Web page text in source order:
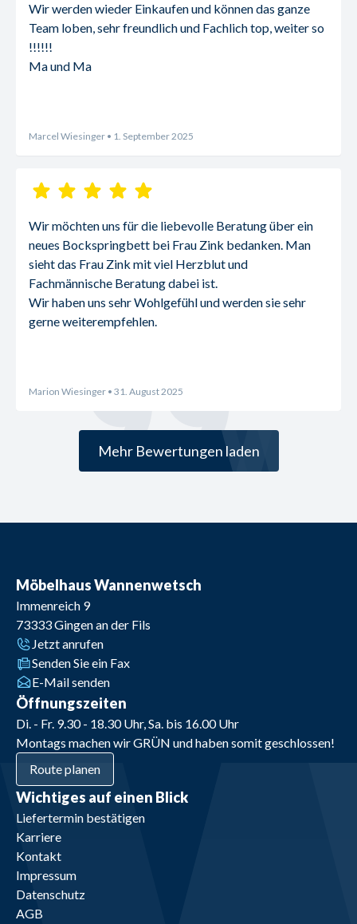
Wir werden wieder Einkaufen und können das ganze
Team loben, sehr freundlich und Fachlich top, weiter so
!!!!!!
Ma und Ma
Marcel Wiesinger • 1. September 2025
Wir möchten uns für die liebevolle Beratung über ein
neues Bockspringbett bei Frau Zink bedanken. Man
sieht das Frau Zink mit viel Herzblut und
Fachmännische Beratung dabei ist.
Wir haben uns sehr Wohlgefühl und werden sie sehr
gerne weiterempfehlen.
Marion Wiesinger • 31. August 2025
Mehr Bewertungen laden
Möbelhaus Wannenwetsch
Immenreich 9
73333Gingen an der Fils
Jetzt anrufen
Senden Sie ein Fax
E-Mail senden
Öffnungszeiten
Di. - Fr. 9.30 - 18.30 Uhr, Sa. bis 16.00 Uhr
Montags machen wir GRÜN und haben somit geschlossen!
Route planen
Wichtiges auf einen Blick
Liefertermin bestätigen
Karriere
Kontakt
Impressum
Datenschutz
AGB